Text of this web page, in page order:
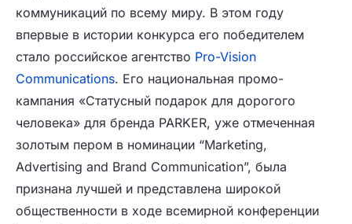
коммуникаций по всему миру. В этом году
впервые в истории конкурса его победителем
стало российское агентство Pro-Vision
Communications. Его национальная промо-
кампания «Статусный подарок для дорогого
человека» для бренда PARKER, уже отмеченная
золотым пером в номинации “Marketing,
Advertising and Brand Communication”, была
признана лучшей и представлена широкой
общественности в ходе всемирной конференции